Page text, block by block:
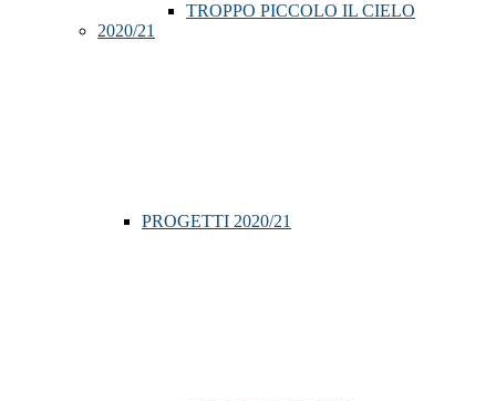
TROPPO PICCOLO IL CIELO
2020/21
PROGETTI 2020/21